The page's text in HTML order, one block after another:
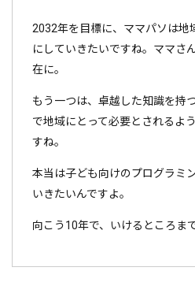
2032年を目標に、ママパソは地
にしていきたいですね。ママさ
在に。
もう一つは、卓越した知識を持
で地域にとって必要とされるよ
すね。
本当は子ども向けのプログラミ
いきたいんですよ。
向こう10年で、いけるところま